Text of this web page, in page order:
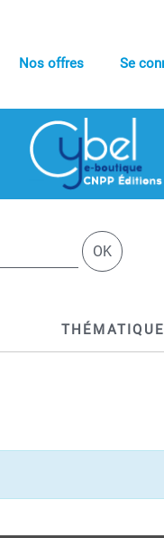
Nos offres Se
OK